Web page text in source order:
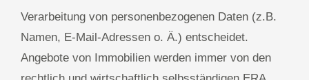
Verarbeitung von personenbezogenen Daten (z.B.
Namen, E-Mail-Adressen o. Ä.) entscheidet.
Angebote von Immobilien werden immer von den